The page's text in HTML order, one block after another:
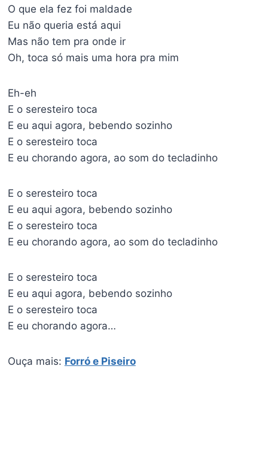
O que ela fez foi maldade
Eu não queria está aqui
Mas não tem pra onde ir
Oh, toca só mais uma hora pra mim
Eh-eh
E o seresteiro toca
E eu aqui agora, bebendo sozinho
E o seresteiro toca
E eu chorando agora, ao som do tecladinho
E o seresteiro toca
E eu aqui agora, bebendo sozinho
E o seresteiro toca
E eu chorando agora, ao som do tecladinho
E o seresteiro toca
E eu aqui agora, bebendo sozinho
E o seresteiro toca
E eu chorando agora…
Ouça mais: Forró e Piseiro